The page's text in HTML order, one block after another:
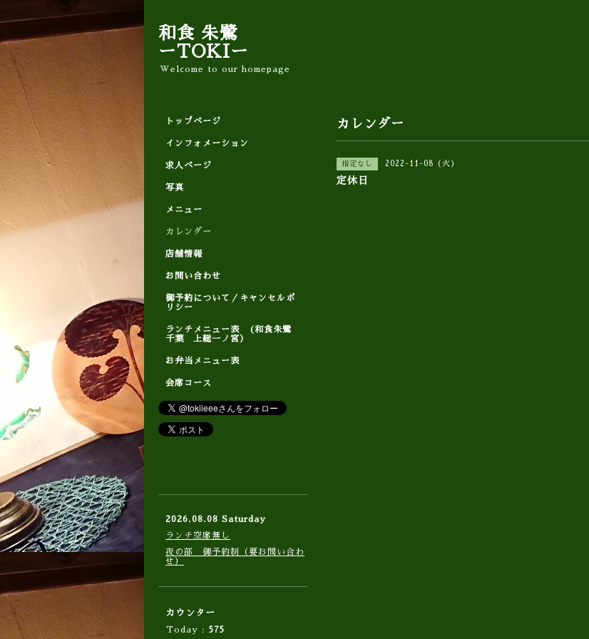
和食 朱鷺
ーTOKIー
Welcome to our homepage
カレンダー
指定なし 2022-11-08 (火)
定休日
トップページ
インフォメーション
求人ページ
写真
メニュー
カレンダー
店舗情報
お問い合わせ
御予約について／キャンセルポ
リシー
ランチメニュー表 (和食朱鷺
千葉 上総一ノ宮）
お弁当メニュー表
会席コース
2026.08.08 Saturday
ランチ空席無し
夜の部 御予約制（要お問い合わ
せ）
カウンター
Today : 575